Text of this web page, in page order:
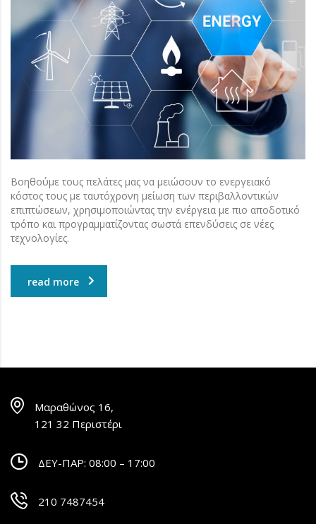
Βοηθούμε τους πελάτες μας να μειώσουν το ενεργειακό
κόστος τους με ταυτόχρονη μείωση των περιβαλλοντικών
επιπτώσεων, χρησιμοποιώντας την ενέργεια με πιο αποδοτικό
τρόπο και προγραμματίζοντας σωστά επενδύσεις σε νέες
τεχνολογίες.
read more
Μαραθώνος 16,
121 32 Περιστέρι
ΔΕΥ-ΠΑΡ: 08:00 – 17:00
210 7487454